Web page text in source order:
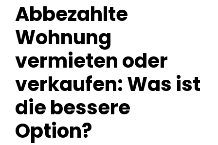
Abbezahlte
Wohnung
vermieten oder
verkaufen: Was ist
die bessere
Option?